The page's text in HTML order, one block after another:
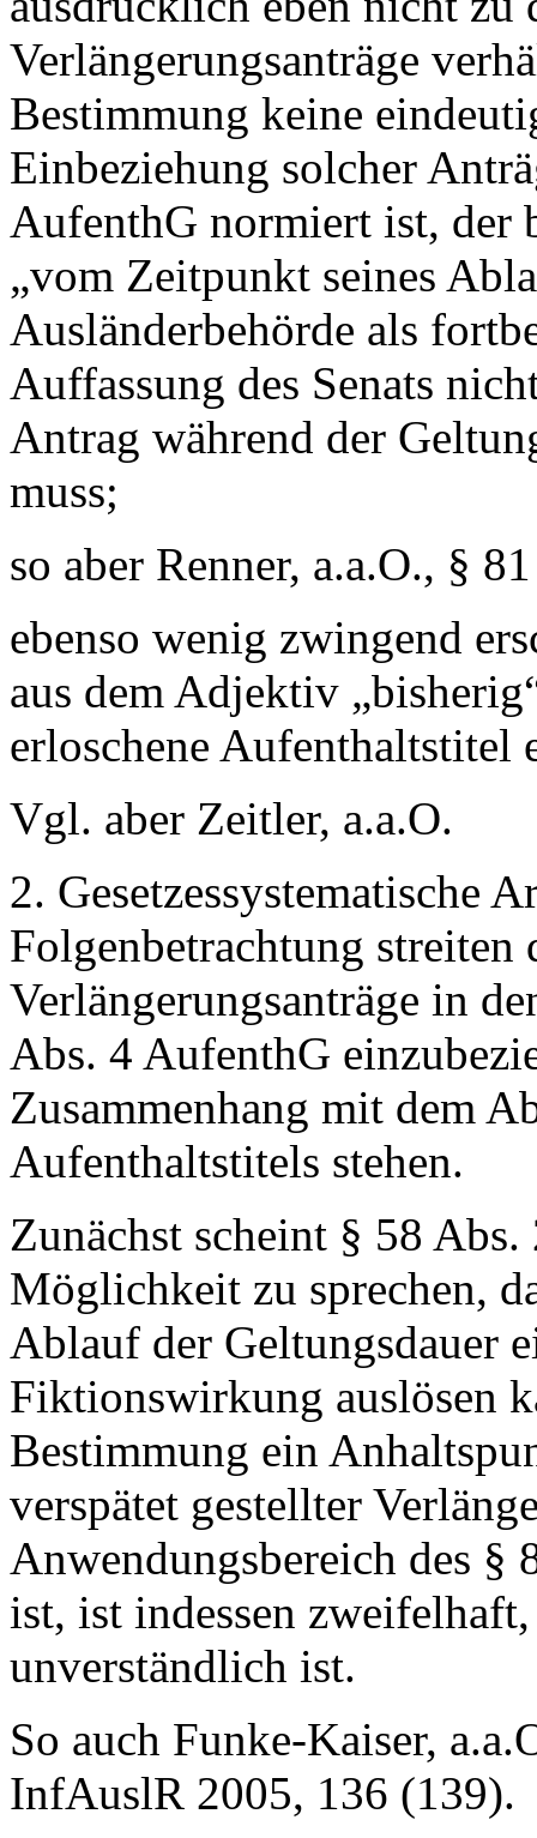
Verlängerungsanträge
Bestimmung keine
Einbeziehung solcher
AufenthG normiert ist, der
„vom Zeitpunkt seines
Ausländerbehörde als
Auffassung des Senats
Antrag während der
muss;
so aber Renner, a.a.O., §
ebenso wenig zwingend
aus dem Adjektiv
erloschene Aufenthaltstitel
Vgl. aber Zeitler, a.a.O.
2. Gesetzessystematische
Folgenbetrachtung streiten
Verlängerungsanträge in
Abs. 4 AufenthG
Zusammenhang mit dem
Aufenthaltstitels stehen.
Zunächst scheint § 58
Möglichkeit zu sprechen,
Ablauf der Geltungsdauer
Fiktionswirkung auslösen
Bestimmung ein
verspätet gestellter
Anwendungsbereich des §
ist, ist indessen
unverständlich ist.
So auch Funke-Kaiser,
InfAuslR 2005, 136 (139).